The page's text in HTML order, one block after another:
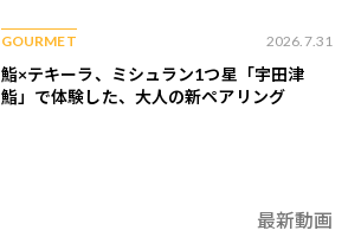
GOURMET 2026.7.31
鮨×テキーラ、ミシュラン1つ星「宇田津
鮨」で体験した、大人の新ペアリング
最新動画